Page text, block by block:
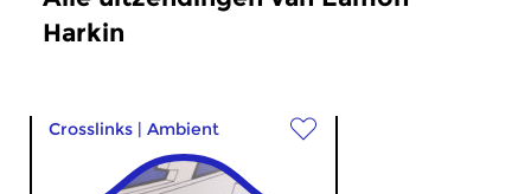
Harkin
Crosslinks | Ambient